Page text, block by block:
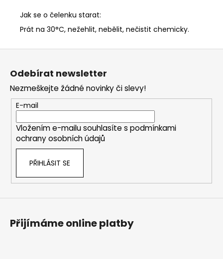
Jak se o čelenku starat:
Prát na 30°C, nežehlit, nebělit, nečistit chemicky.
Z
Odebírat newsletter
Nezmeškejte žádné novinky či slevy!
E-mail
Vložením e-mailu souhlasíte s podmínkami
ochrany osobních údajů
PŘIHLÁSIT SE
Přijímáme online platby